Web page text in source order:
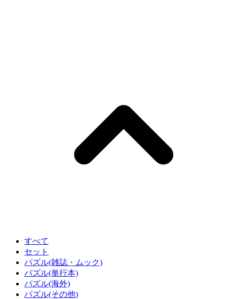
すべて
セット
パズル(雑誌・ムック)
パズル(単行本)
パズル(海外)
パズル(その他)